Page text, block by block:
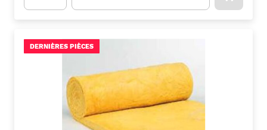
DERNIÈRES PIÈCES